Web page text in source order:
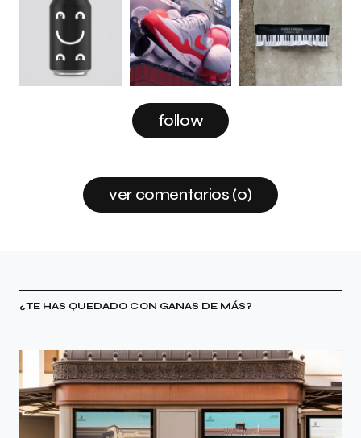
follow
ver comentarios (0)
¿TE HAS QUEDADO CON GANAS DE MÁS?